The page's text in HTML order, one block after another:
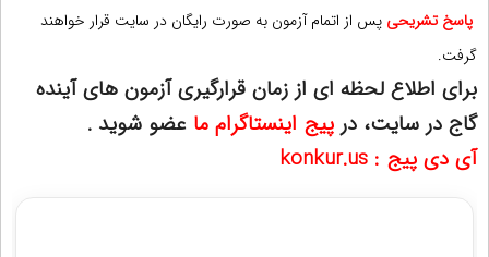
پاسخ تشریحی پس از اتمام آزمون به صورت رایگان در سایت قرار خواهند
گرفت.
برای اطلاع لحظه ای از زمان قرارگیری آزمون های آینده
گاج در سایت، درپیج اینستاگرام ما عضو شوید .
آی دی پیج : konkur.us